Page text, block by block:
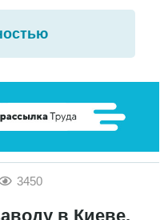
3450
в Киеве,